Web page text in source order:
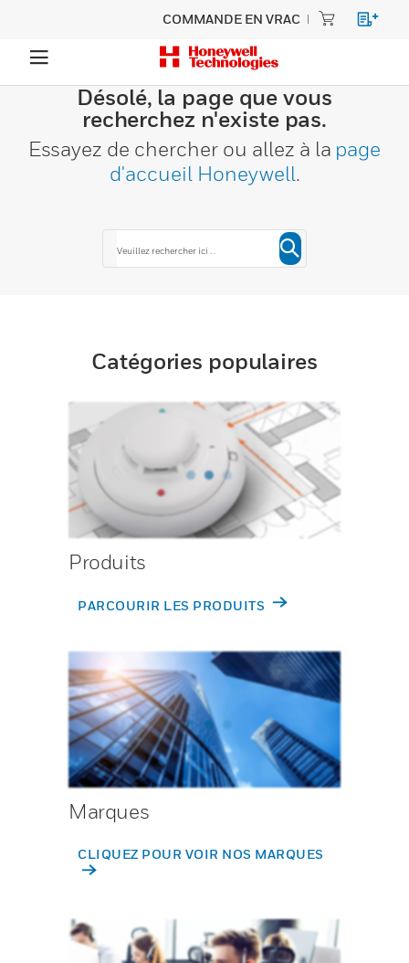
COMMANDE EN VRAC
Désolé, la page que vous
recherchez n'existe pas.
Essayez de chercher ou allez à la page
d'accueil Honeywell.
Catégories populaires
Produits
PARCOURIR LES PRODUITS
Marques
CLIQUEZ POUR VOIR NOS MARQUES